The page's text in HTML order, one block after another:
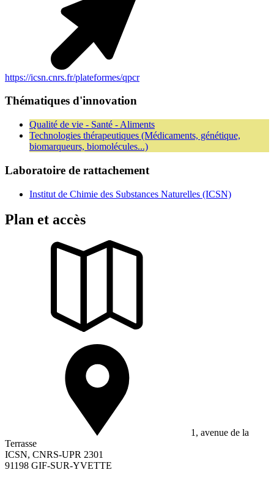
https://icsn.cnrs.fr/plateformes/qpcr
Thématiques d'innovation
Qualité de vie - Santé - Aliments
Technologies thérapeutiques (Médicaments, génétique,
biomarqueurs, biomolécules...)
Laboratoire de rattachement
Institut de Chimie des Substances Naturelles (ICSN)
Plan et accès
1, avenue de la
Terrasse
ICSN, CNRS-UPR 2301
91198 GIF-SUR-YVETTE